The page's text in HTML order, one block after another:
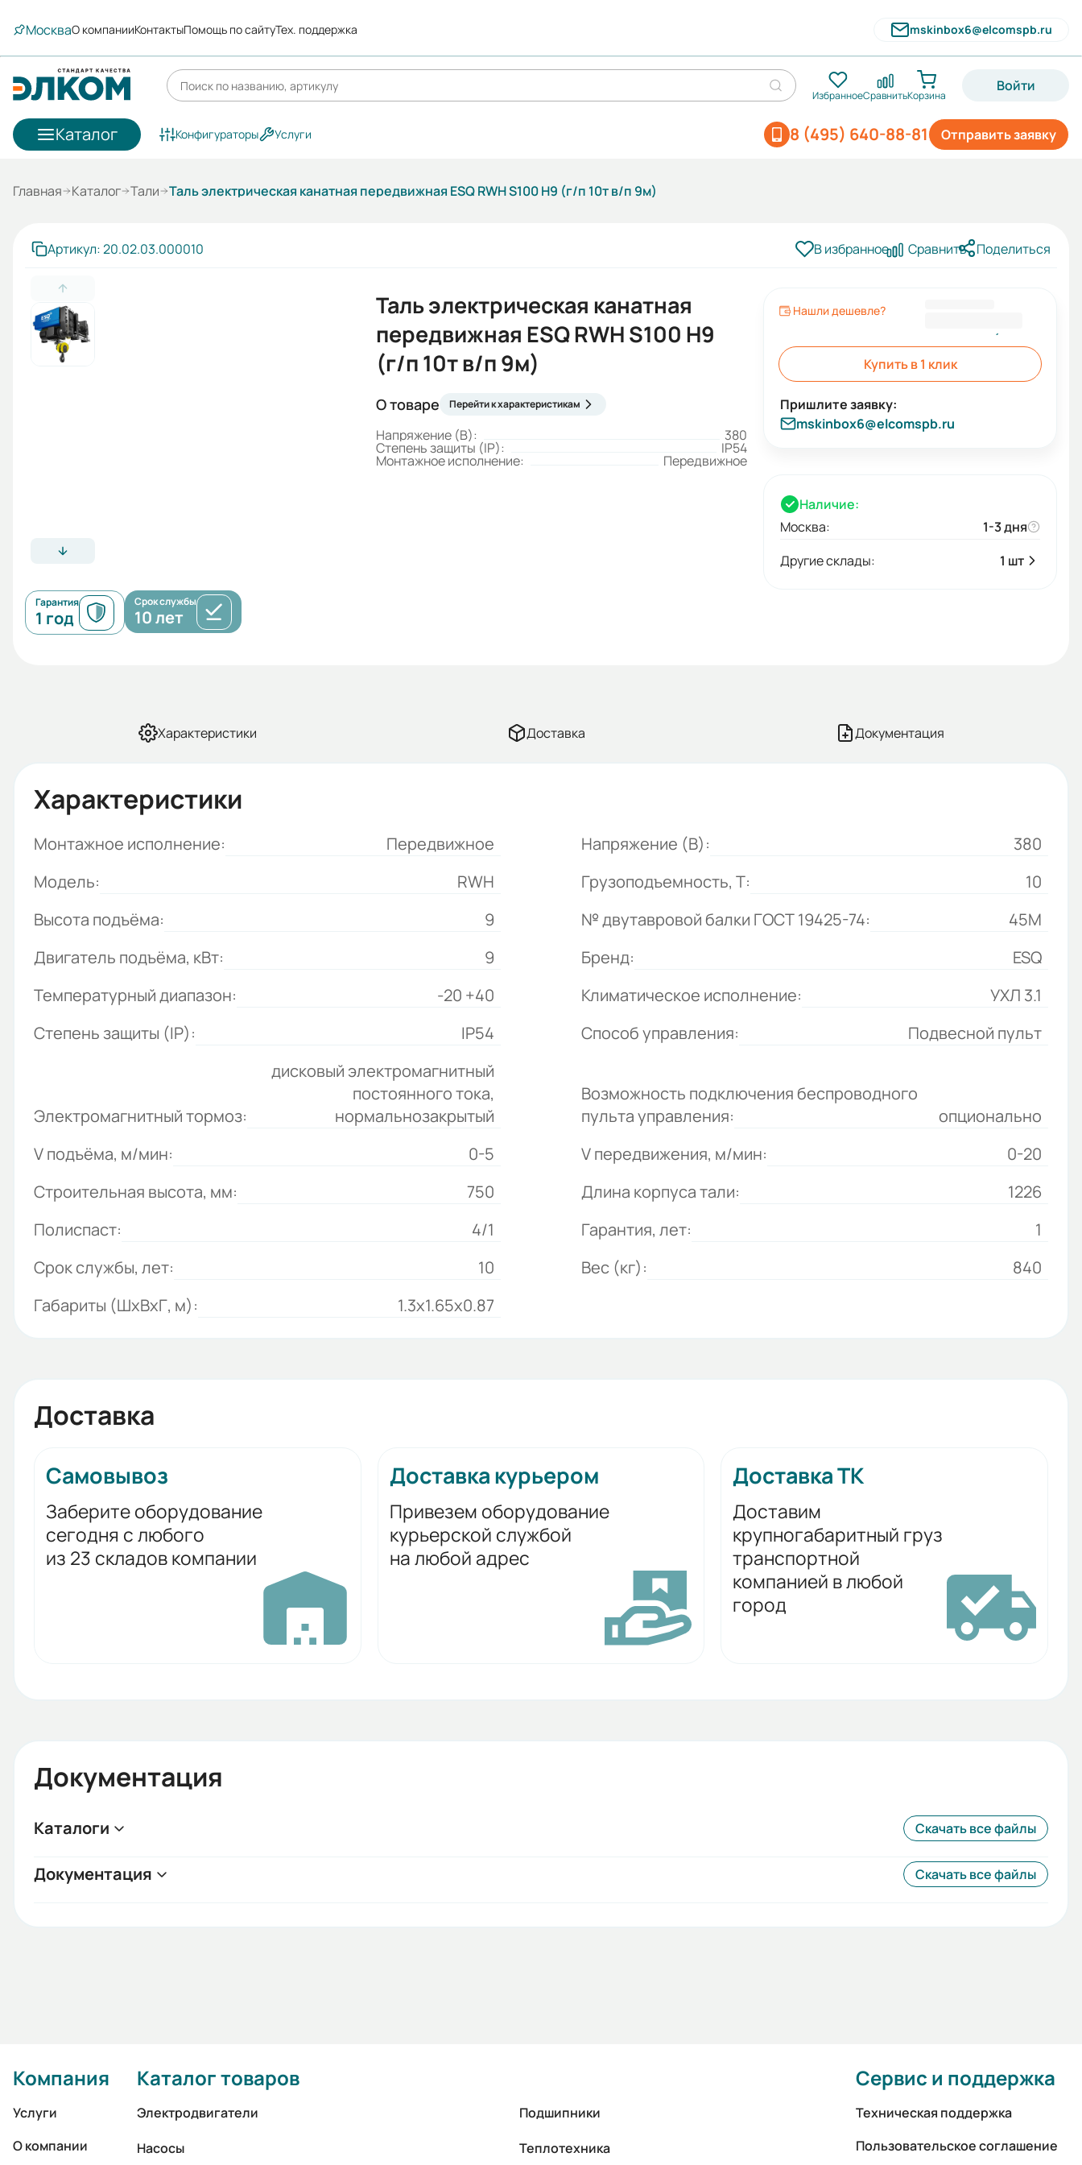
МоскваО компанииКонтактыПомощь по сайтуТех. поддержка mskinbox6@elcomspb.ru
ИзбранноеСравнитьКорзина
Войти
Каталог Отправить заявку
8 (495) 640-88-81
Конфигураторы Услуги
Главная Каталог Тали Таль электрическая канатная передвижная ESQ RWH S100 H9 (г/п 10т в/п 9м)
Артикул: 20.02.03.000010 В избранное Сравнить Поделиться
Гарантия
1 год
Срок службы
10 лет
Таль электрическая канатная
передвижная ESQ RWH S100 H9
(г/п 10т в/п 9м)
О товаре Перейти к характеристикам
Напряжение (В): 380
Степень защиты (IP): IP54
Монтажное исполнение: Передвижное
Нашли дешевле?
Купить в 1 клик
mskinbox6@elcomspb.ru
Наличие:
Москва:
1-3 дня
Другие склады:
1 шт
Характеристики Доставка Документация
Характеристики
Монтажное исполнение: Передвижное Напряжение (В):
380
Модель:
RWH Грузоподъемность, Т:
10
Высота подъёма:
9 № двутавровой балки ГОСТ 19425-74:
45М
Двигатель подъёма, кВт:
9 Бренд:
ESQ
Температурный диапазон:
-20 +40 Климатическое исполнение:
УХЛ 3.1
Степень защиты (IP):
IP54 Способ управления: Подвесной пульт
Электромагнитный тормоз:
дисковый электромагнитный
постоянного тока,
нормальнозакрытый
Возможность подключения беспроводного
пульта управления:
опционально
V подъёма, м/мин:
0-5 V передвижения, м/мин:
0-20
Строительная высота, мм:
750 Длина корпуса тали:
1226
Полиспаст:
4/1 Гарантия, лет:
1
Срок службы, лет:
10 Вес (кг):
840
Габариты (ШхВхГ, м):
1.3x1.65x0.87
Доставка
Самовывоз
Заберите оборудование
сегодня с любого
из 23 складов компании
Доставка курьером
Привезем оборудование
курьерской службой
на любой адрес
Доставка ТК
Доставим
крупногабаритный груз
транспортной
компанией в любой
город
Документация
Каталоги Скачать все файлы
Документация Скачать все файлы
Компания
Услуги
О компании
Каталог товаров
Электродвигатели
Насосы
Подшипники
Теплотехника
Сервис и поддержка
Техническая поддержка
Пользовательское соглашение